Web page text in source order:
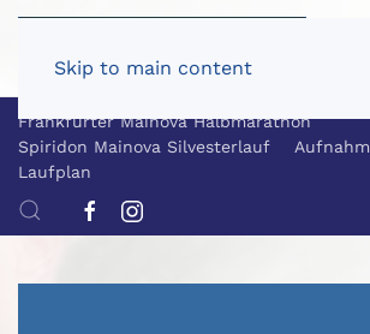
Skip to main content
Frankfurter Mainova Halbmarathon
Spiridon Mainova Silvesterlauf
Laufplan